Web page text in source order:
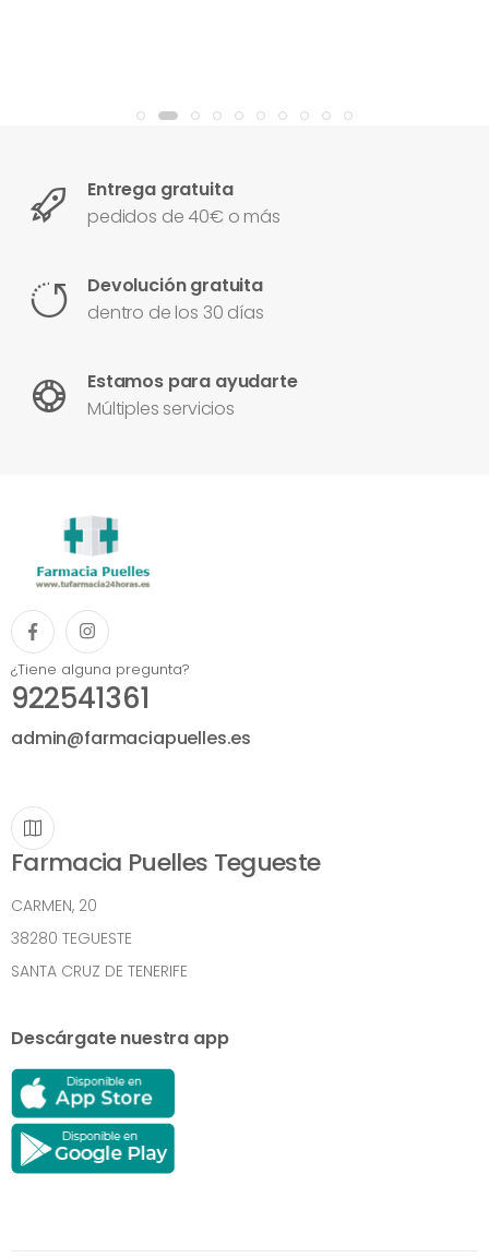
Entrega gratuita
pedidos de 40€ o más
Devolución gratuita
dentro de los 30 días
Estamos para ayudarte
Múltiples servicios
¿Tiene alguna pregunta?
922541361
admin@farmaciapuelles.es
Farmacia Puelles Tegueste
CARMEN, 20
38280 TEGUESTE
SANTA CRUZ DE TENERIFE
Descárgate nuestra app